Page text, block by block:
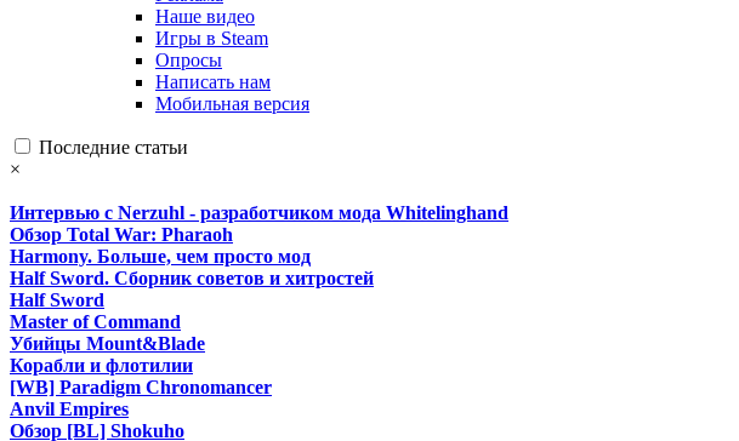
Наше видео
Игры в Steam
Опросы
Написать нам
Мобильная версия
Последние статьи
×
Интервью с Nerzuhl - разработчиком мода Whitelinghand
Обзор Total War: Pharaoh
Harmony. Больше, чем просто мод
Half Sword. Сборник советов и хитростей
Half Sword
Master of Command
Убийцы Mount&Blade
Корабли и флотилии
[WB] Paradigm Chronomancer
Anvil Empires
Обзор [BL] Shokuho